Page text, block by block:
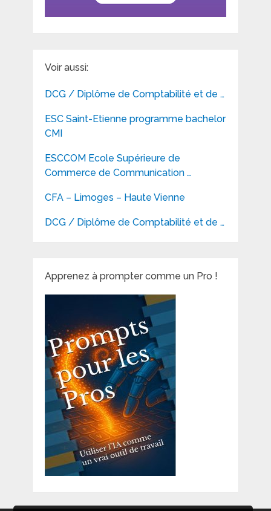
Voir aussi:
DCG / Diplôme de Comptabilité et de …
ESC Saint-Etienne programme bachelor
CMI
ESCCOM Ecole Supérieure de
Commerce de Communication …
CFA – Limoges – Haute Vienne
DCG / Diplôme de Comptabilité et de …
Apprenez à prompter comme un Pro !